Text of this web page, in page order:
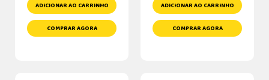
ADICIONAR AO CARRINHO
COMPRAR AGORA
ADICIONAR AO CARRINHO
COMPRAR AGORA